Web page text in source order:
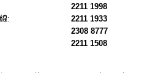
2211 1998
: 2211 1933
2308 8777
2211 1508